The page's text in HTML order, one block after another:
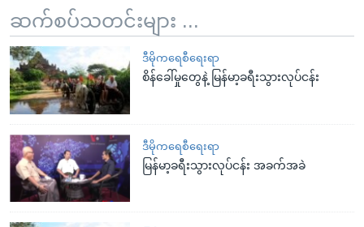
ဆက်စပ်သတင်းများ ...
ဒီမိုကရေစီရေးရာ
စိန်ခေါ်မှုတွေနဲ့ မြန်မာ့ခရီးသွားလုပ်ငန်း
ဒီမိုကရေစီရေးရာ
မြန်မာ့ခရီးသွားလုပ်ငန်း အခက်အခဲ